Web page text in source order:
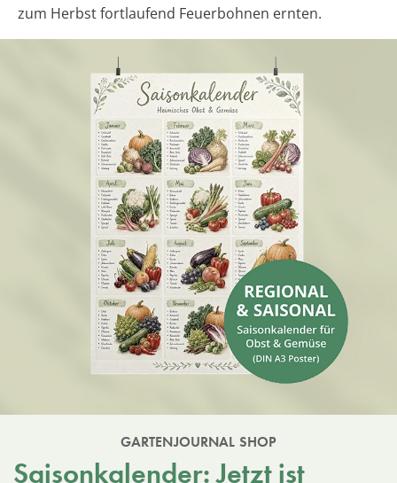
zum Herbst fortlaufend Feuerbohnen ernten.
GARTENJOURNAL SHOP
Saisonkalender: Jetzt ist